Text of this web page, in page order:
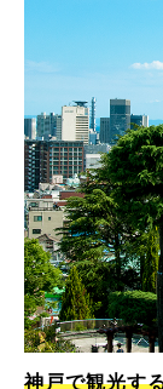
神戸で観光す